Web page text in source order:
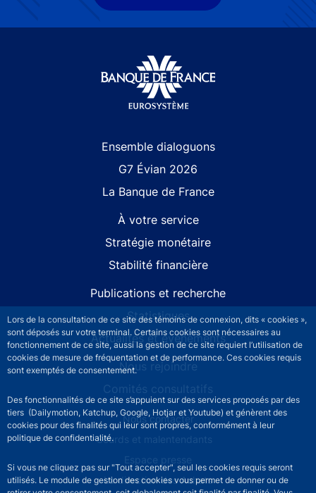
Lors de la consultation de ce site des témoins de connexion, dits « cookies »,
sont déposés sur votre terminal. Certains cookies sont nécessaires au
fonctionnement de ce site, aussi la gestion de ce site requiert l’utilisation de
cookies de mesure de fréquentation et de performance. Ces cookies requis
sont exemptés de consentement.
Des fonctionnalités de ce site s’appuient sur des services proposés par des
tiers (Dailymotion, Katchup, Google, Hotjar et Youtube) et génèrent des
cookies pour des finalités qui leur sont propres, conformément à leur
politique de confidentialité.
Si vous ne cliquez pas sur "Tout accepter", seul les cookies requis seront
utilisés. Le module de gestion des cookies vous permet de donner ou de
Ensemble dialoguons
G7 Évian 2026
La Banque de France
À votre service
Stratégie monétaire
Stabilité financière
Publications et recherche
Statistiques
Actualités et événements
Nous rejoindre
Comités consultatifs
Footer secondary menuNous contacter
Sourds et malentendants
Espace presse
La direction des Achats